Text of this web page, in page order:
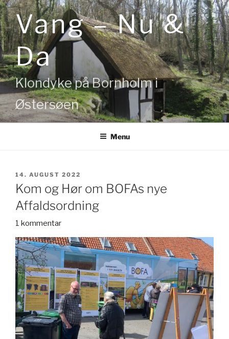
Videre
til
indholdVang – Nu &
Da
Klondyke på Bornholm i
Østersøen
Menu
UDGIVET
DEN
14. AUGUST 2022
Kom og Hør om BOFAs nye
Affaldsordning
1 kommentar